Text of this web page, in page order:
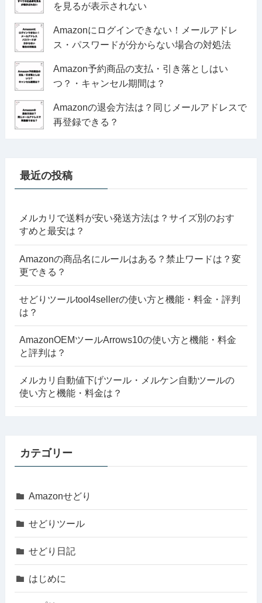
を見るが表示されない
Amazonにログインできない！メールアドレ
ス・パスワードが分からない場合の対処法
Amazon予約商品の支払・引き落としはい
つ？・キャンセル期間は？
Amazonの退会方法は？同じメールアドレスで
再登録できる？
最近の投稿
メルカリで送料が安い発送方法は？サイズ別のおす
すめと最安は？
Amazonの商品名にルールはある？禁止ワードは？変
更できる？
せどりツールtool4sellerの使い方と機能・料金・評判
は？
AmazonOEMツールArrows10の使い方と機能・料金
と評判は？
メルカリ自動値下げツール・メルケン自動ツールの
使い方と機能・料金は？
カテゴリー
Amazonせどり
せどりツール
せどり日記
はじめに